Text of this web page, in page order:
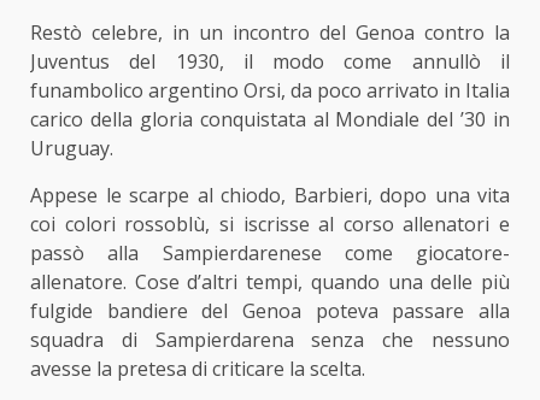
Restò celebre, in un incontro del Genoa contro la
Juventus del 1930, il modo come annullò il
funambolico argentino Orsi, da poco arrivato in Italia
carico della gloria conquistata al Mondiale del ’30 in
Uruguay.
Appese le scarpe al chiodo, Barbieri, dopo una vita
coi colori rossoblù, si iscrisse al corso allenatori e
passò alla Sampierdarenese come giocatore-
allenatore. Cose d’altri tempi, quando una delle più
fulgide bandiere del Genoa poteva passare alla
squadra di Sampierdarena senza che nessuno
avesse la pretesa di criticare la scelta.